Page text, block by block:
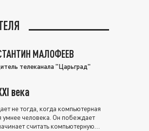
МАЛОФЕЕВ
телеканала "Царьград"
века
не тогда, когда компьютерная
умнее человека. Он побеждает
считать компьютерную